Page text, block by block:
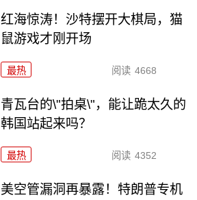
红海惊涛！沙特摆开大棋局，猫
鼠游戏才刚开场
最热 阅读 4668
青瓦台的\"拍桌\"，能让跪太久的
韩国站起来吗？
最热 阅读 4352
美空管漏洞再暴露！特朗普专机